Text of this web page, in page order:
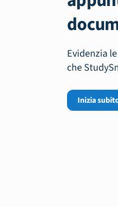
Evidenzia
che
Inizia